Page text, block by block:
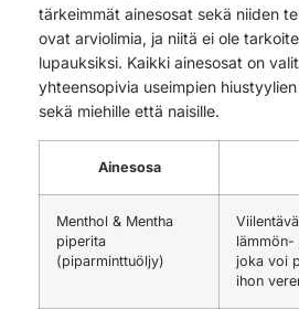
tärkeimmät ainesosat sekä niiden
ovat arviolimia, ja niitä ei ole
lupauksiksi. Kaikki ainesosat on
yhteensopivia useimpien
sekä miehille että naisille.
Ainesosa
Menthol & Mentha
piperita
(piparminttuöljy)
lämmön-
joka voi
ihon